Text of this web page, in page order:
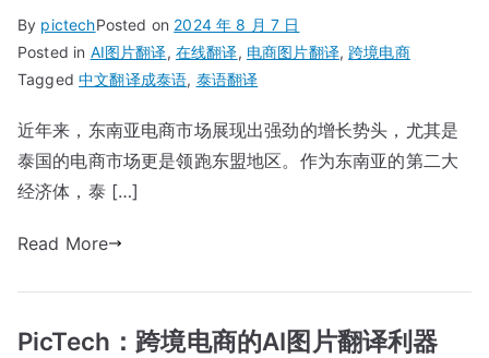
By pictechPosted on 2024 年 8 月 7 日
Posted in AI图片翻译, 在线翻译, 电商图片翻译,跨境电商
Tagged中文翻译成泰语, 泰语翻译
近年来，东南亚电商市场展现出强劲的增长势头，尤其是
泰国的电商市场更是领跑东盟地区。作为东南亚的第二大
经济体，泰 […]
Read More
PicTech：跨境电商的AI图片翻译利器